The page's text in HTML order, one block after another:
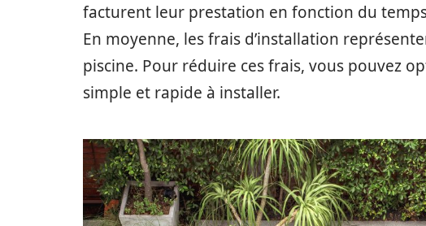
facturent leur prestation en fonction du
En moyenne, les frais d’installation
piscine. Pour réduire ces frais, vous pouvez
simple et rapide à installer.